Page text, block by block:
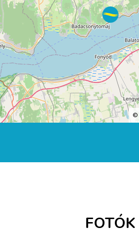
©
FOTÓK